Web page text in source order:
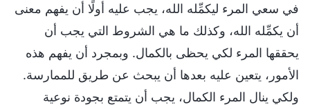
في سعي المرء ليكمِّله الله، يجب عليه أولًا أن يفهم معنى
أن يكمِّله الله، وكذلك ما هي الشروط التي يجب أن
يحققها المرء لكي يحظى بالكمال. وبمجرد أن يفهم هذه
الأمور، يتعين عليه بعدها أن يبحث عن طريق للممارسة.
ولكي ينال المرء الكمال، يجب أن يتمتع بجودة نوعية